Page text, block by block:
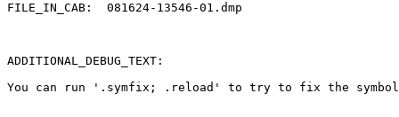
FILE_IN_CAB:  081624-13546-01.dmp
ADDITIONAL_DEBUG_TEXT:
You can run '.symfix; .reload' to try to fix the symbol